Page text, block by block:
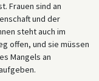
Frauen sind an
und der
steht auch im
offen, und sie müssen
Mangels an